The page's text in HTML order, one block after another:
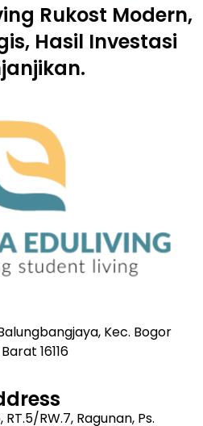
Rukost Modern,
Hasil Investasi
Kec. Bogor
16116
RW.7, Ragunan, Ps.